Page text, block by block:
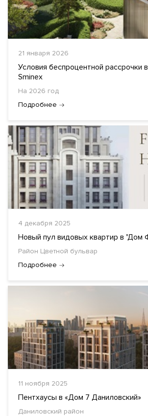
21 января 2026
Условия беспроцентной рассрочки
Sminex
На 2026 год
Подробнее
4 декабря 2025
Новый пул видовых квартир в "Дом
Район Цветной бульвар
Подробнее
11 ноября 2025
Пентхаусы в «Дом 7 Даниловский»
Даниловский район